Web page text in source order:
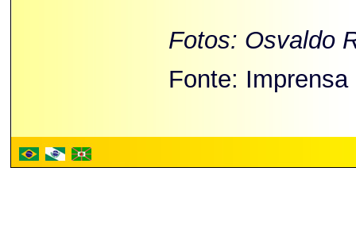
Fotos: Osvaldo
Fonte: Imprensa